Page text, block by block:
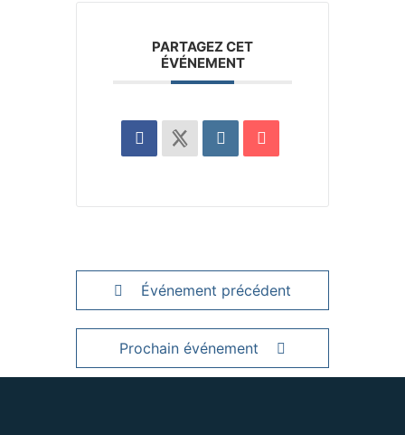
PARTAGEZ CET
ÉVÉNEMENT
Événement précédent
Prochain événement